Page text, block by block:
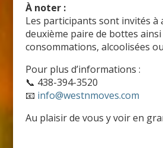
À noter :
Les participants sont invités à
deuxième paire de bottes
consommations, alcoolisées
Pour plus d’informations :
📞 438-394-3520
📧 info@westnmoves.com
Au plaisir de vous y voir en